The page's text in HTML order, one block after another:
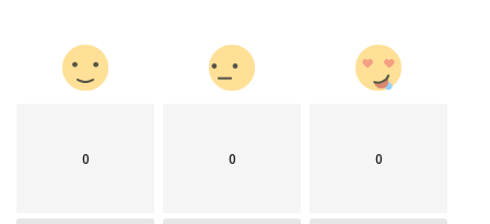
0 0 0